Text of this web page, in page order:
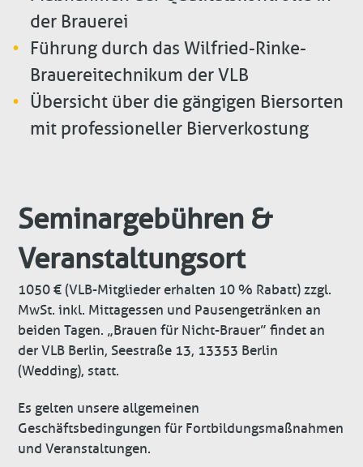
der Brauerei
Führung durch das Wilfried-Rinke-
Brauereitechnikum der VLB
Übersicht über die gängigen Biersorten
mit professioneller Bierverkostung
Seminargebühren &
Veranstaltungsort
1050 € (VLB-Mitglieder erhalten 10 % Rabatt) zzgl.
MwSt. inkl. Mittagessen und Pausengetränken an
beiden Tagen. „Brauen für Nicht-Brauer” findet an
der VLB Berlin, Seestraße 13, 13353 Berlin
(Wedding), statt.
Es gelten unsere allgemeinen
Geschäftsbedingungen für Fortbildungsmaßnahmen
und Veranstaltungen.